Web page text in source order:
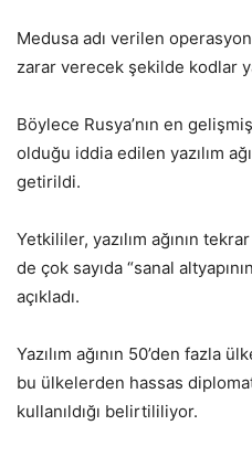
Medusa adı verilen
zarar verecek şekilde kodlar
Böylece Rusya’nın en
olduğu iddia edilen yazılım
getirildi.
Yetkililer, yazılım ağının
de çok sayıda “sanal
açıkladı.
Yazılım ağının 50’den fazla
bu ülkelerden hassas
kullanıldığı belirtililiyor.